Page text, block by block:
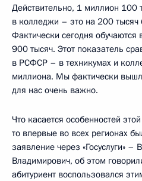
Действительно, 1 миллион 100
в колледжи – это на 200
Фактически сегодня
900 тысяч. Этот показатель
в РСФСР – в техникумах и
миллиона. Мы фактически
для нас очень важно.
Что касается особенностей
то впервые во всех регионах
заявление через «Госуслуги»
Владимирович, об этом
абитуриент воспользовался